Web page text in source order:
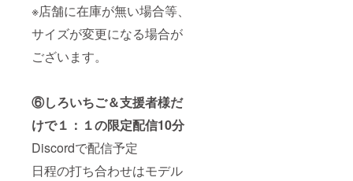
※店舗に在庫が無い場合等、
サイズが変更になる場合が
ございます。
⑥しろいちご＆支援者様だ
けで１：１の限定配信10分
Discordで配信予定
日程の打ち合わせはモデル